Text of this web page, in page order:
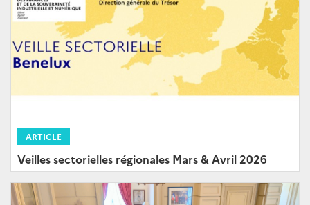
ARTICLE
Veilles sectorielles régionales Mars & Avril 2026